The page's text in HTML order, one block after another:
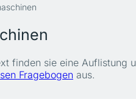
finden sie eine Auflistung
Fragebogen aus.